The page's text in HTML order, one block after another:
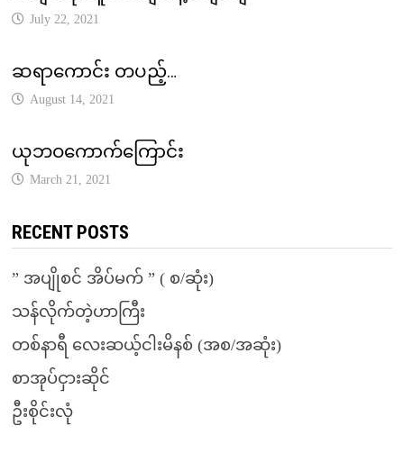
July 22, 2021
ဆရာကောင်း တပည့်…
August 14, 2021
ယုဘဝကောက်ကြောင်း
March 21, 2021
RECENT POSTS
” အပျိုစင် အိပ်မက် ” ( စ/ဆုံး)
သန်လိုက်တဲ့ဟာကြီး
တစ်နာရီ လေးဆယ့်ငါးမိနစ် (အစ/အဆုံး)
စာအုပ်ငှားဆိုင်
ဦးစိုင်းလုံ